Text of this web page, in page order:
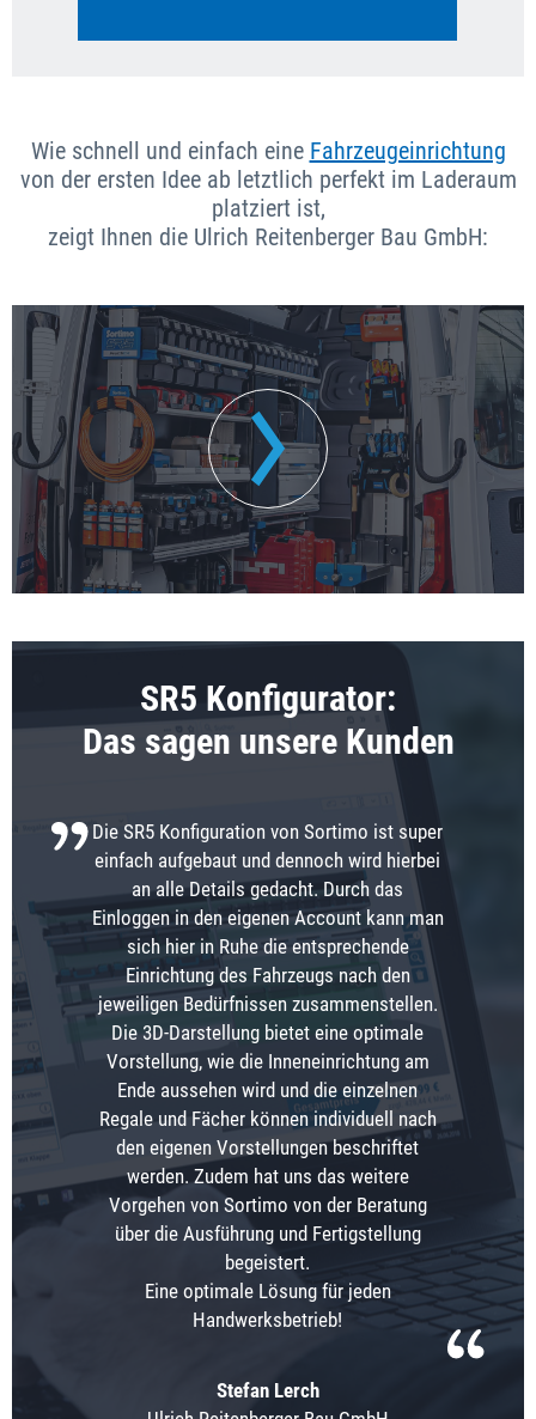
Wie schnell und einfach eine Fahrzeugeinrichtung
von der ersten Idee ab letztlich perfekt im Laderaum
platziert ist,
zeigt Ihnen die Ulrich Reitenberger Bau GmbH:
SR5 Konfigurator:
Das sagen unsere Kunden
Die SR5 Konfiguration von Sortimo ist super
einfach aufgebaut und dennoch wird hierbei
an alle Details gedacht. Durch das
Einloggen in den eigenen Account kann man
sich hier in Ruhe die entsprechende
Einrichtung des Fahrzeugs nach den
jeweiligen Bedürfnissen zusammenstellen.
Die 3D-Darstellung bietet eine optimale
Vorstellung, wie die Inneneinrichtung am
Ende aussehen wird und die einzelnen
Regale und Fächer können individuell nach
den eigenen Vorstellungen beschriftet
werden. Zudem hat uns das weitere
Vorgehen von Sortimo von der Beratung
über die Ausführung und Fertigstellung
begeistert.
Eine optimale Lösung für jeden
Handwerksbetrieb!
Stefan Lerch